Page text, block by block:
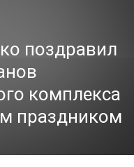
поздравил
комплекса
праздником